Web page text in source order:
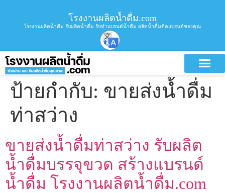
โรงงานผลิตน้ำดื่ม.com
โรงงานผลิตน้ำดื่ม รับผลิตน้ำดื่ม รับทำแบรนด์น้ำดื่ม ผลิตน้ำดื่มติดแบรนด์ของคุณ
ป้ายกำกับ: ขายส่งน้ำดื่ม
ท่าสว่าง
ขายส่งน้ำดื่มท่าสว่าง รับผลิต
น้ำดื่มบรรจุขวด สร้างแบรนด์
น้ำดื่ม โรงงานผลิตน้ำดื่ม.com